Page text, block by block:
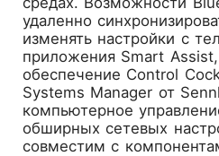
удаленно
изменять настройки с
приложения Smart
обеспечение Control
Systems Manager от
компьютерное
обширных сетевых
совместим с